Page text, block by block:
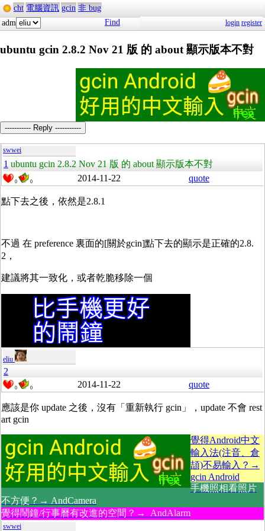
cht 電腦資訊 gcin 非 bug
adm
Find login register
ubuntu gcin 2.8.2 Nov 21 版 的 about 顯示版本不對
----------- Reply -----------
swwei
1 ubuntu gcin 2.8.2 Nov 21 版 的 about 顯示版本不對
0 0 2014-11-22 quote
點下去之後，依然是2.8.1
不過 在 preference 裏面的[關於gcin]點下去的顯示是正確的2.8.
2，
建議將其一致化，或者乾脆移除一個
eliu
2
0 0 2014-11-22 quote
應該是你 update 之後，沒有「重新執行 gcin」，update 不會 rest
art gcin
覺得Android中文
輸入法(注音、倉
頡)不易輸入？→
gcin Android
手機照相看照片
不方便？→ AndCamera
覺得鬧鐘/行事曆有改進的空間？→ AndAlarm
swwei